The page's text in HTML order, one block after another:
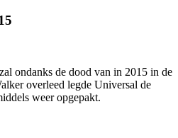
ondanks de dood van in 2015 in de
overleed legde Universal de
weer opgepakt.